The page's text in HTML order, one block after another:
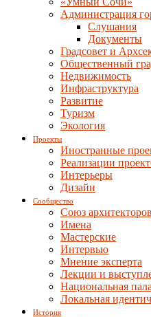
Администрация
Слушания
Документы
Градсовет и
Общественный
Недвижимость
Инфраструктура
Развитие
Туризм
Экология
Проекты
Иностранные
Реализации
Интерьеры
Дизайн
Сообщество
Союз архитекторов
Имена
Мастерские
Интервью
Мнение эксперта
Лекции и
Национальная
Локальная
История